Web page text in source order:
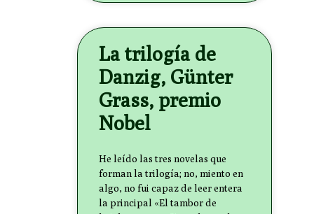
La trilogía de
Danzig, Günter
Grass, premio
Nobel
He leído las tres novelas que
forman la trilogía; no, miento en
algo, no fui capaz de leer entera
la principal «El tambor de